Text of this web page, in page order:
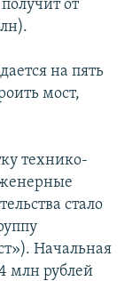
от
на пять
мост,
технико-
стало
Начальная
млн рублей